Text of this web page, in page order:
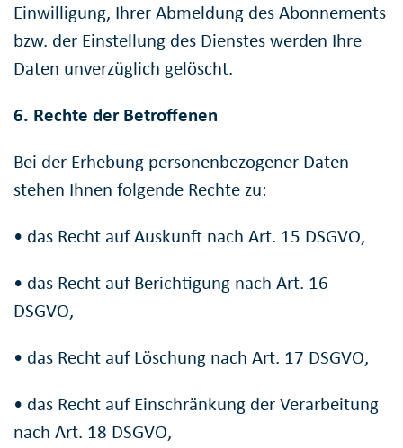
Einwilligung, Ihrer Abmeldung des Abonnements
bzw. der Einstellung des Dienstes werden Ihre
Daten unverzüglich gelöscht.
6. Rechte der Betroffenen
Bei der Erhebung personenbezogener Daten
stehen Ihnen folgende Rechte zu:
• das Recht auf Auskunft nach Art. 15 DSGVO,
• das Recht auf Berichtigung nach Art. 16
DSGVO,
• das Recht auf Löschung nach Art. 17 DSGVO,
• das Recht auf Einschränkung der Verarbeitung
nach Art. 18 DSGVO,